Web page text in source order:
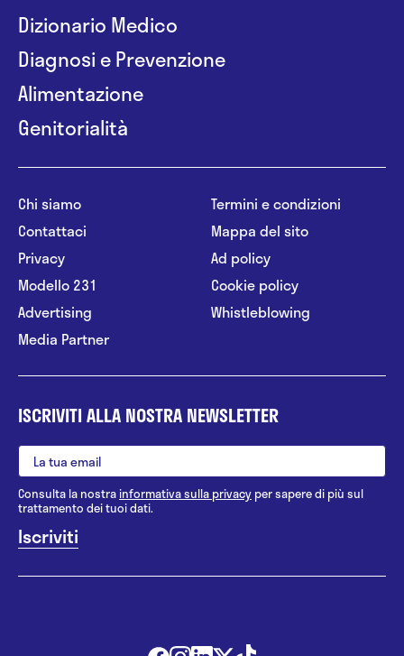
Dizionario Medico
Diagnosi e Prevenzione
Alimentazione
Genitorialità
Chi siamo
Contattaci
Privacy
Modello 231
Advertising
Media Partner
Termini e condizioni
Mappa del sito
Ad policy
Cookie policy
Whistleblowing
ISCRIVITI ALLA NOSTRA NEWSLETTER
Consulta la nostrainformativa sulla privacy per sapere di più sul
trattamento dei tuoi dati.